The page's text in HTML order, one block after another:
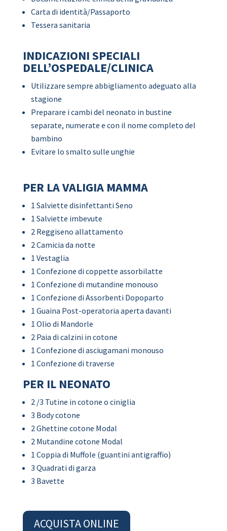
Carta di identità/Passaporto
Tessera sanitaria
INDICAZIONI SPECIALI
DELL’OSPEDALE/CLINICA
Utilizzare sempre abbigliamento adeguato alla
stagione
Preparare i cambi del neonato in bustine
separate, numerate e con il nome completo del
bambino
Evitare lo smalto sulle unghie
PER LA VALIGIA MAMMA
1 Salviette disinfettanti Seno
1 Salviette imbevute
2 Reggiseno allattamento
2 Camicia da notte
1 Vestaglia
1 Confezione di coppette assorbilatte
1 Confezione di mutandine monouso
1 Confezione di Assorbenti Dopoparto
1 Guaina Post-operatoria aperta davanti
1 Olio di Mandorle
2 Paia di calzini in cotone
1 Confezione di asciugamani monouso
1 Confezione di traverse
PER IL NEONATO
2 /3 Tutine in cotone o ciniglia
3 Body cotone
2 Ghettine cotone Modal
2 Mutandine cotone Modal
1 Coppia di Muffole (guantini antigraffio)
3 Quadrati di garza
3 Bavette
ACQUISTA ONLINE